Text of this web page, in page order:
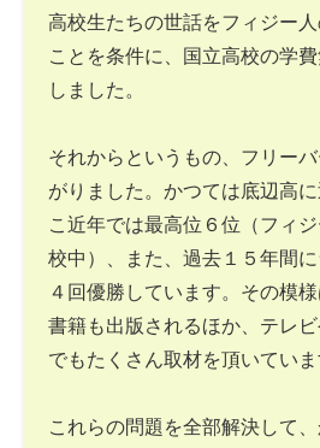
高校生たちの世話をフィジー
ことを条件に、国立高校の学
しました。
それからというもの、フリー
がりました。かつては底辺高
こ近年では最高位６位（フィ
校中）、また、過去１５年間
４回優勝しています。その模
書籍も出版されるほか、テレ
でもたくさん取材を頂いていま
これらの問題を全部解決して